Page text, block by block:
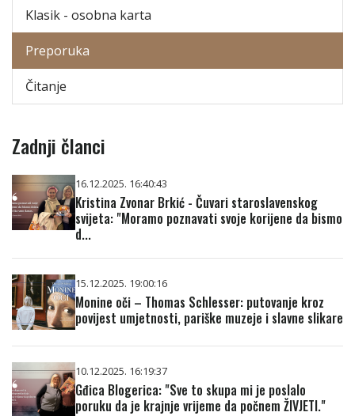
Klasik - osobna karta
Preporuka
Čitanje
Zadnji članci
16.12.2025. 16:40:43
Kristina Zvonar Brkić - Čuvari staroslavenskog
svijeta: "Moramo poznavati svoje korijene da bismo
d...
15.12.2025. 19:00:16
Monine oči – Thomas Schlesser: putovanje kroz
povijest umjetnosti, pariške muzeje i slavne slikare
10.12.2025. 16:19:37
Gđica Blogerica: "Sve to skupa mi je poslalo
poruku da je krajnje vrijeme da počnem ŽIVJETI."